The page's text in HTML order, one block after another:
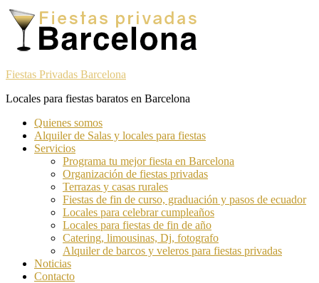
Skip
navigation
Skip
content
Fiestas Privadas Barcelona
Locales para fiestas baratos en Barcelona
Toggle
navigation
menu
Quienes somos
Alquiler de Salas y locales para fiestas
Servicios
Programa tu mejor fiesta en Barcelona
Organización de fiestas privadas
Terrazas y casas rurales
Fiestas de fin de curso, graduación y pasos de ecuador
Locales para celebrar cumpleaños
Locales para fiestas de fin de año
Catering, limousinas, Dj, fotografo
Alquiler de barcos y veleros para fiestas privadas
Noticias
Contacto